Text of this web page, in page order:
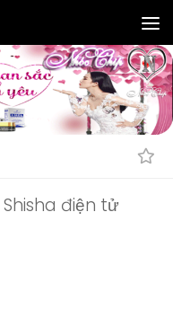
điện tử